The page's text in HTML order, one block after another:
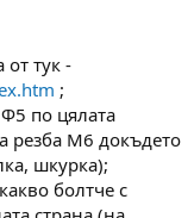
тук -
;
по цялата
резба М6 докъдето
шкурка);
болтче с